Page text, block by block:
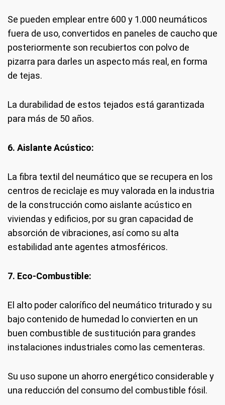
Se pueden emplear entre 600 y 1.000 neumáticos
fuera de uso, convertidos en paneles de caucho que
posteriormente son recubiertos con polvo de
pizarra para darles un aspecto más real, en forma
de tejas.
La durabilidad de estos tejados está garantizada
para más de 50 años.
6. Aislante Acústico:
La fibra textil del neumático que se recupera en los
centros de reciclaje es muy valorada en la industria
de la construcción como aislante acústico en
viviendas y edificios, por su gran capacidad de
absorción de vibraciones, así como su alta
estabilidad ante agentes atmosféricos.
7. Eco-Combustible:
El alto poder calorífico del neumático triturado y su
bajo contenido de humedad lo convierten en un
buen combustible de sustitución para grandes
instalaciones industriales como las cementeras.
Su uso supone un ahorro energético considerable y
una reducción del consumo del combustible fósil.